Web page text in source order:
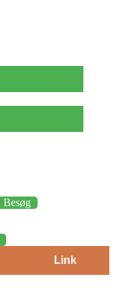
Besøg
Link